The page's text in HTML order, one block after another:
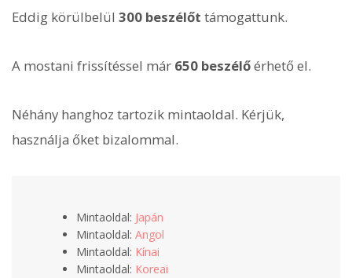
Eddig körülbelül 300 beszélőt támogattunk.
A mostani frissítéssel már 650 beszélőérhető el.
Néhány hanghoz tartozik mintaoldal. Kérjük,
használja őket bizalommal.
Mintaoldal: Japán
Mintaoldal: Angol
Mintaoldal: Kínai
Mintaoldal: Koreai